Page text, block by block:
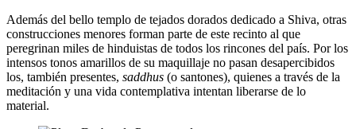
Además del bello templo de tejados dorados dedicado a Shiva, otras
construcciones menores forman parte de este recinto al que
peregrinan miles de hinduistas de todos los rincones del país. Por los
intensos tonos amarillos de su maquillaje no pasan desapercibidos
los, también presentes, saddhus (o santones), quienes a través de la
meditación y una vida contemplativa intentan liberarse de lo
material.